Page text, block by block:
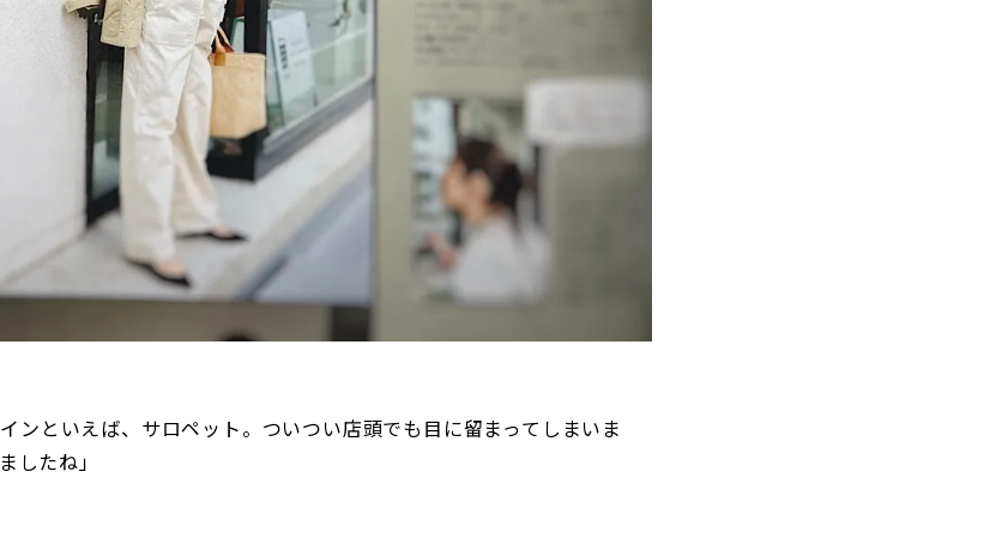
ンといえば、サロペット。ついつい店頭でも目に留まってしまいま
したね」